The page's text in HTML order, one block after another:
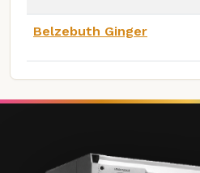
Belzebuth Ginger